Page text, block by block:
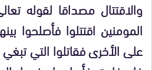
والاقتتال مصداقا لقوله
المومنين اقتتلوا فأصلحوا
على الأخرى فقاتلوا التي